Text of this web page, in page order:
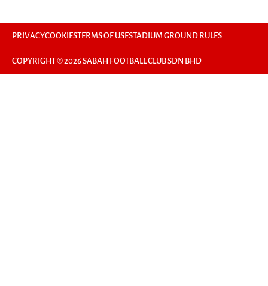
PRIVACYCOOKIESTERMS OF USESTADIUM GROUND RULES
COPYRIGHT © 2026 SABAH FOOTBALL CLUB SDN BHD